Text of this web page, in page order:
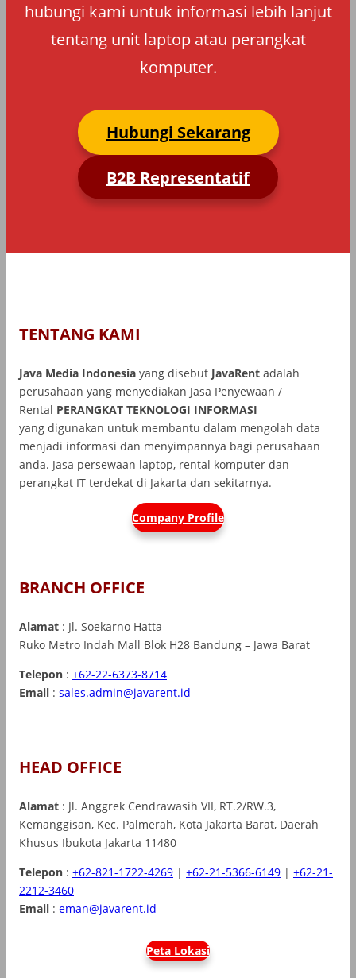
hubungi kami untuk informasi lebih lanjut
tentang unit laptop atau perangkat
komputer.
Hubungi Sekarang
B2B Representatif
TENTANG KAMI
Java Media Indonesia yang disebut JavaRent adalah
perusahaan yang menyediakan Jasa Penyewaan /
Rental PERANGKAT TEKNOLOGI INFORMASI
yang digunakan untuk membantu dalam mengolah data
menjadi informasi dan menyimpannya bagi perusahaan
anda. Jasa persewaan laptop, rental komputer dan
perangkat IT terdekat di Jakarta dan sekitarnya.
Company Profile
BRANCH OFFICE
Alamat : Jl. Soekarno Hatta
Ruko Metro Indah Mall Blok H28 Bandung – Jawa Barat
Telepon : +62-22-6373-8714
Email : sales.admin@javarent.id
HEAD OFFICE
Alamat : Jl. Anggrek Cendrawasih VII, RT.2/RW.3,
Kemanggisan, Kec. Palmerah, Kota Jakarta Barat, Daerah
Khusus Ibukota Jakarta 11480
Telepon : +62-821-1722-4269 | +62-21-5366-6149 | +62-21-
2212-3460
Email : eman@javarent.id
Peta Lokasi